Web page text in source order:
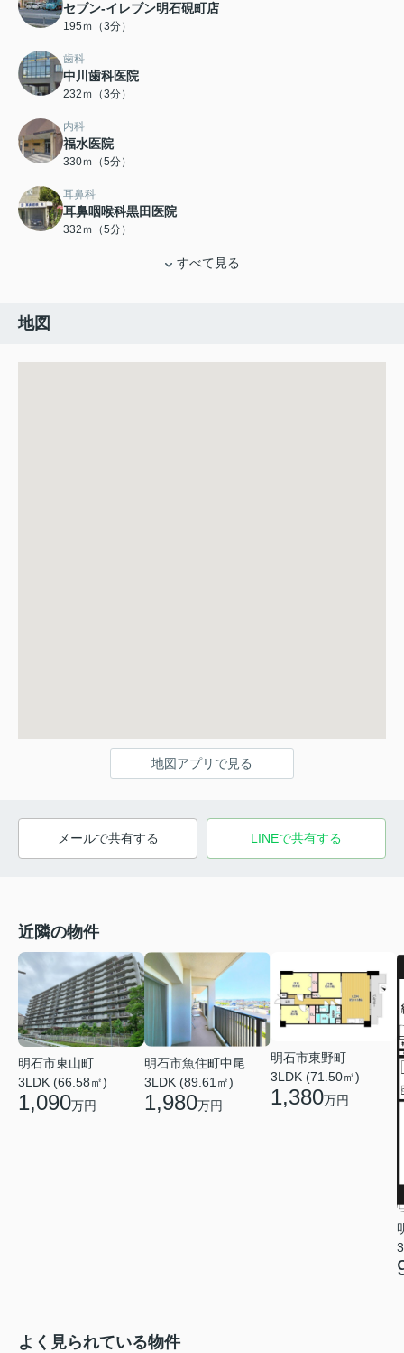
セブン-イレブン明石硯町店
195ｍ（3分）
歯科
中川歯科医院
232ｍ（3分）
内科
福水医院
330ｍ（5分）
耳鼻科
耳鼻咽喉科黒田医院
332ｍ（5分）
すべて見る
地図
地図アプリで見る
メールで共有する LINEで共有する
近隣の物件
明石市東山町
3LDK (66.58㎡)
1,090万円
明石市魚住町中尾
3LDK (89.61㎡)
1,980万円
明石市東野町
3LDK (71.50㎡)
1,380万円
よく見られている物件